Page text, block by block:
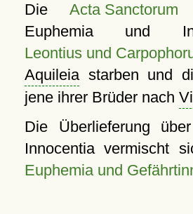
Die Acta Sanctorum
Euphemia und
Leontius und
Aquileiastarben und
jene ihrer Brüder nach
Die Überlieferung
Innocentia vermischt
Euphemia und